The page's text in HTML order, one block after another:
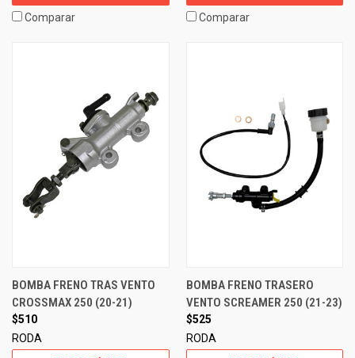
Comparar Comparar
BOMBA FRENO TRAS VENTO
CROSSMAX 250 (20-21)
$510
RODA
BOMBA FRENO TRASERO
VENTO SCREAMER 250 (21-23)
$525
RODA